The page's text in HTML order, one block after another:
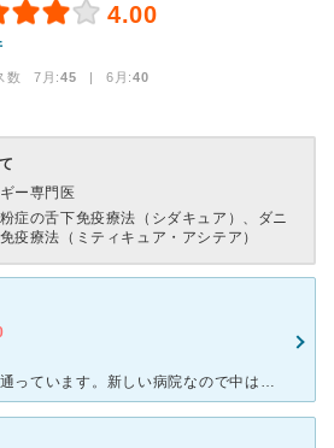
4.00
数 7月:45 | 6月:40
ー専門医
症の舌下免疫療法（シダキュア）、ダニ
疫療法（ミティキュア・アシテア）
子供のアレルギー治療で通っています。新しい病院なので中は綺麗で小児科らしく優しい雰囲気の病院です。混んでいますが当日ネットで順番予約ができ順番が近づいたら行くことができるので院内での待ち時間が少なくて